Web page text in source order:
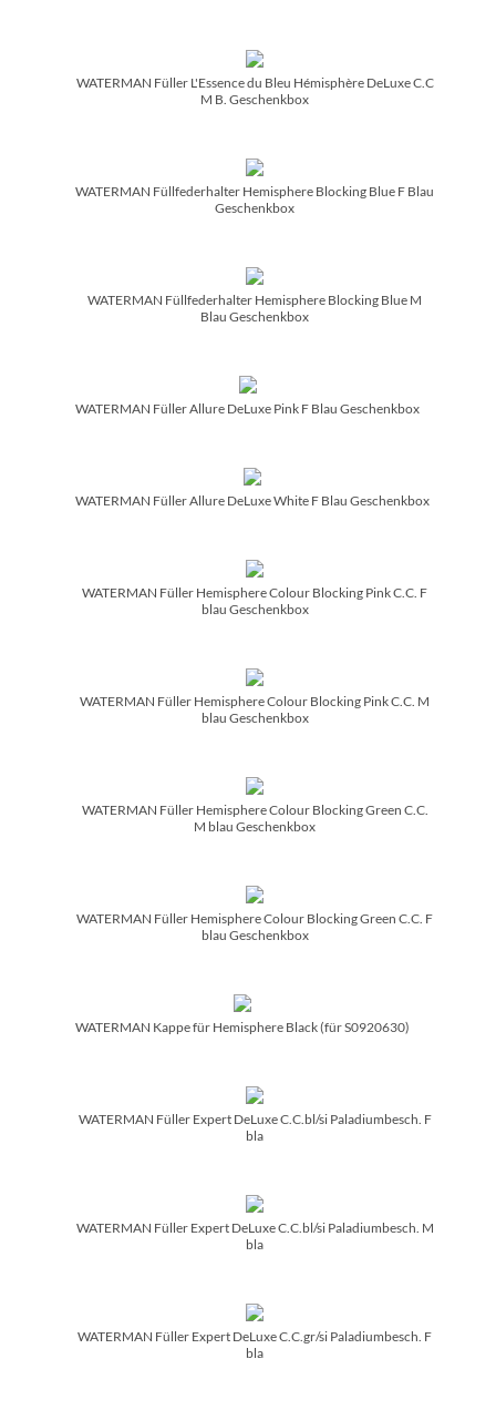
WATERMAN Füller L'Essence du Bleu Hémisphère DeLuxe C.C
M B. Geschenkbox
WATERMAN Füllfederhalter Hemisphere Blocking Blue F Blau
Geschenkbox
WATERMAN Füllfederhalter Hemisphere Blocking Blue M
Blau Geschenkbox
WATERMAN Füller Allure DeLuxe Pink F Blau Geschenkbox
WATERMAN Füller Allure DeLuxe White F Blau Geschenkbox
WATERMAN Füller Hemisphere Colour Blocking Pink C.C. F
blau Geschenkbox
WATERMAN Füller Hemisphere Colour Blocking Pink C.C. M
blau Geschenkbox
WATERMAN Füller Hemisphere Colour Blocking Green C.C.
M blau Geschenkbox
WATERMAN Füller Hemisphere Colour Blocking Green C.C. F
blau Geschenkbox
WATERMAN Kappe für Hemisphere Black (für S0920630)
WATERMAN Füller Expert DeLuxe C.C.bl/­si Paladiumbesch. F
bla
WATERMAN Füller Expert DeLuxe C.C.bl/­si Paladiumbesch. M
bla
WATERMAN Füller Expert DeLuxe C.C.gr/­si Paladiumbesch. F
bla